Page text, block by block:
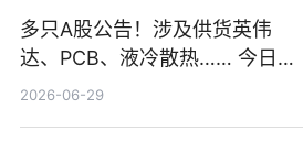
多只A股公告！涉及供货英伟
达、PCB、液冷散热…… 今日快
讯
2026-06-29